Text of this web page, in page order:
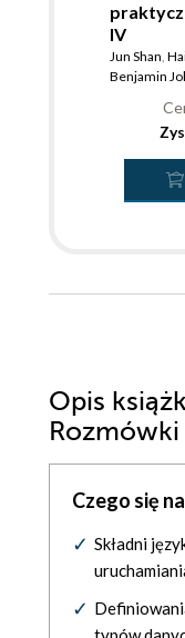
IV
Jun Shan,
Benjamin
Opis
Rozmówki
Czego się
Składni